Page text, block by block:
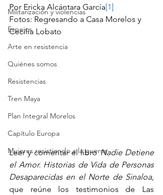
Militarización y violencias
Espejos
Arte en resistencia
Quiénes somos
Resistencias
Tren Maya
Plan Integral Morelos
Capítulo Europa
Mujeres resistiendo a la guerra
Por Ericka Alcántara García[1]
Fotos: Regresando a Casa Morelos y
Cecilia Lobato
Leer y comentar el libro Nadie Detiene
el Amor. Historias de Vida de Personas
Desaparecidas en el Norte de Sinaloa,
que reúne los testimonios de Las